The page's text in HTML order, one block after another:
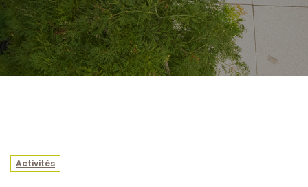
Activités